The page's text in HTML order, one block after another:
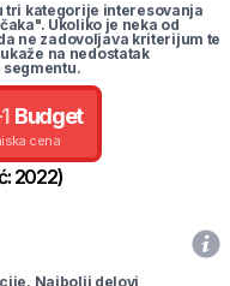
tri kategorije interesovanja
Ukoliko je neka od
ne zadovoljava kriterijum te
na nedostatak
1 Budget
cena
2022)
Najbolji delovi